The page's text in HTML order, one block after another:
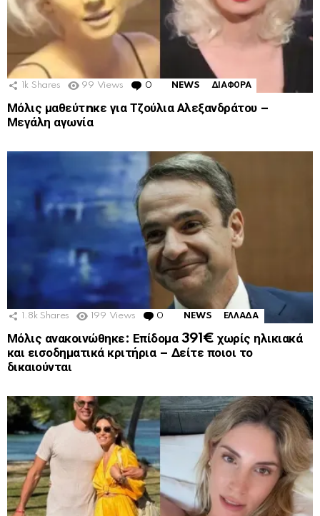
1k Shares 99 Views 0 Comments
NEWS ΔΙΑΦΟΡΑ
Μόλις μαθεύτnκε για Τζούλια Αλεξανδράτου –
Μεγάλη αγωνία
1.8k Shares 199 Views 0 Comments
NEWS ΕΛΛΑΔΑ
Μόλις ανακοινώθηκε: Επίδομα 391€ χωρίς ηλικιακά
και εισοδηματικά κριτήρια – Δείτε ποιοι το
δικαιούνται